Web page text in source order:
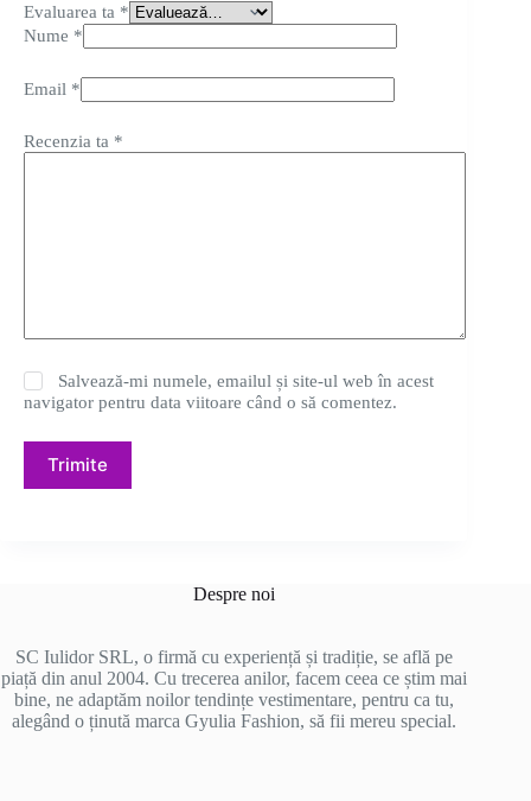
Evaluarea ta *
Nume *
Email *
Recenzia ta *
Salvează-mi numele, emailul și site-ul web în acest
navigator pentru data viitoare când o să comentez.
Trimite
Despre noi
SC Iulidor SRL, o firmă cu experiență și tradiție, se află pe
piață din anul 2004. Cu trecerea anilor, facem ceea ce știm mai
bine, ne adaptăm noilor tendințe vestimentare, pentru ca tu,
alegând o ținută marca Gyulia Fashion, să fii mereu special.